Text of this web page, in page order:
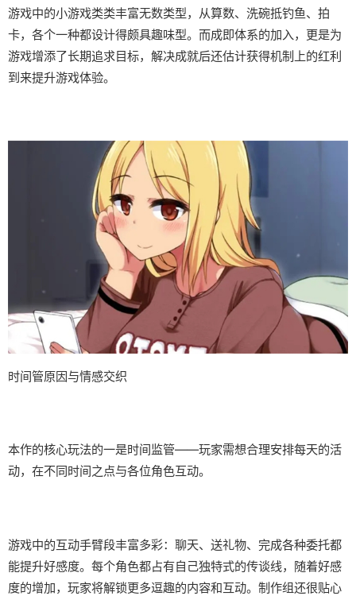
游戏中的小游戏类类丰富无数类型，从算数、洗碗抵钓鱼、拍
卡，各个一种都设计得颇具趣味型。而​​成即体系的加入​​，更是为
游戏增添了长期追求目标，解决成就后还估计获得机制上的红利
到来提升游戏体验。
时间管原因与情感交织
本作的核心玩法的一是时间监管——玩家需想合理安排每天的活
动，在不同时间之点与各位角色互动。
游戏中的​​互动手臂段丰富多彩​​：聊天、送礼物、完成各种委托都
能提升好感度。每个角色都占有自己独特式的传谈线，随着好感
度的增加，玩家将解锁更多逗趣的内容和互动。制作组还很贴心